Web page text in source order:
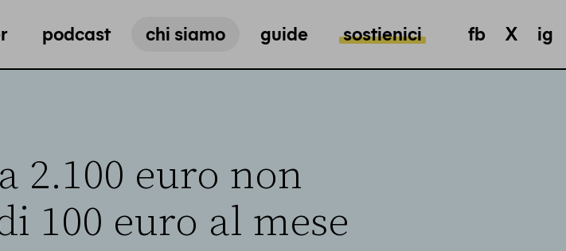
podcast chi siamo guide sostienici fb X ig
2.100 euro non
100 euro al mese